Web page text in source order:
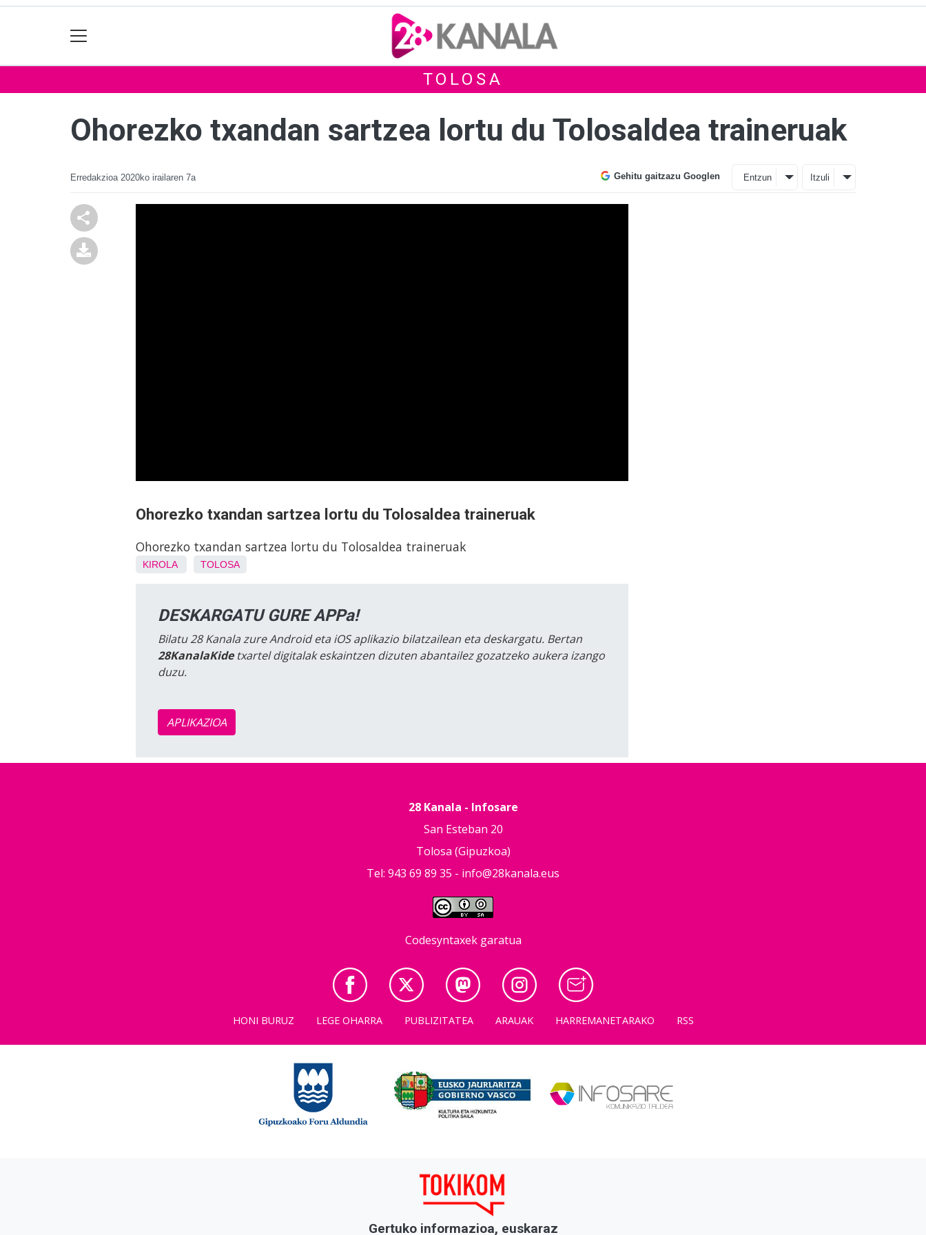
TOLOSA
Ohorezko txandan sartzea lortu du Tolosaldea traineruak
Erredakzioa 2020ko irailaren 7a Gehitu gaitzazu Googlen Entzun Itzuli
Ohorezko txandan sartzea lortu du Tolosaldea traineruak
Ohorezko txandan sartzea lortu du Tolosaldea traineruak
KIROLA TOLOSA
DESKARGATU GURE APPa!
Bilatu 28 Kanala zure Android eta iOS aplikazio bilatzailean eta deskargatu. Bertan
28KanalaKidetxartel digitalak eskaintzen dizuten abantailez gozatzeko aukera izango
duzu.
APLIKAZIOA
28 Kanala - Infosare
San Esteban 20
Tolosa (Gipuzkoa)
Tel: 943 69 89 35 - info@28kanala.eus
Codesyntaxek garatua
HONI BURUZ LEGE OHARRA PUBLIZITATEA ARAUAK HARREMANETARAKO RSS
Gertuko informazioa, euskaraz